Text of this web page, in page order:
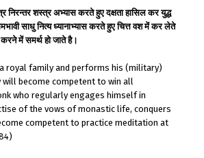
निरन्तर शस्त्र अभ्यास करते हुए दक्षता हासिल कर युद्ध
साधु नित्य ध्यानाभ्यास करते हुए चित्त वश में कर लेते
में समर्थ हो जाते है।
royal family and performs his (military)
become competent to win all
who regularly engages himself in
of the vows of monastic life, conquers
competent to practice meditation at